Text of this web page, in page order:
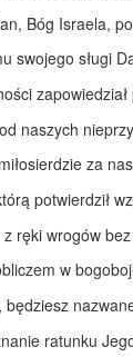
Bóg Israela,
swojego sługi
naszych
za
potwierdził
ręki wrogów
w
będziesz
ratunku